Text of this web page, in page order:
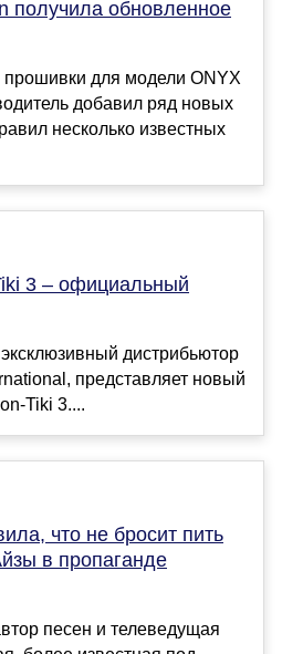
получила обновленное
для модели ONYX
добавил ряд новых
несколько известных
3 – официальный
дистрибьютор
представляет новый
Tiki 3....
что не бросит пить
в пропаганде
песен и телеведущая